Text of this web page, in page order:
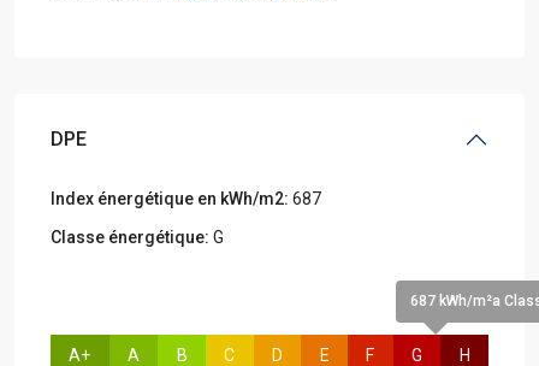
DPE
Index énergétique en kWh/m2: 687
Classe énergétique: G
A+ A B C D E F
687 kWh/m²a
G H